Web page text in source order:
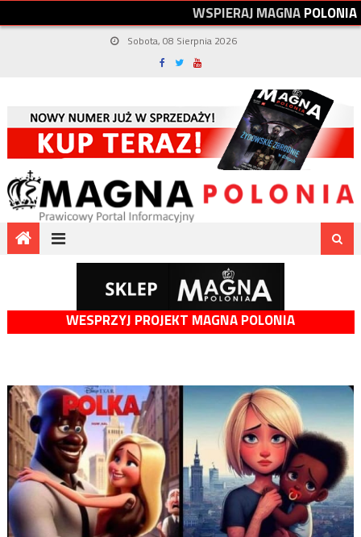
WSPIERAJMAGNAPOLONIA
Sobota, 08 Sierpnia 2026
WESPRZYJ PROJEKT MAGNA POLONIA